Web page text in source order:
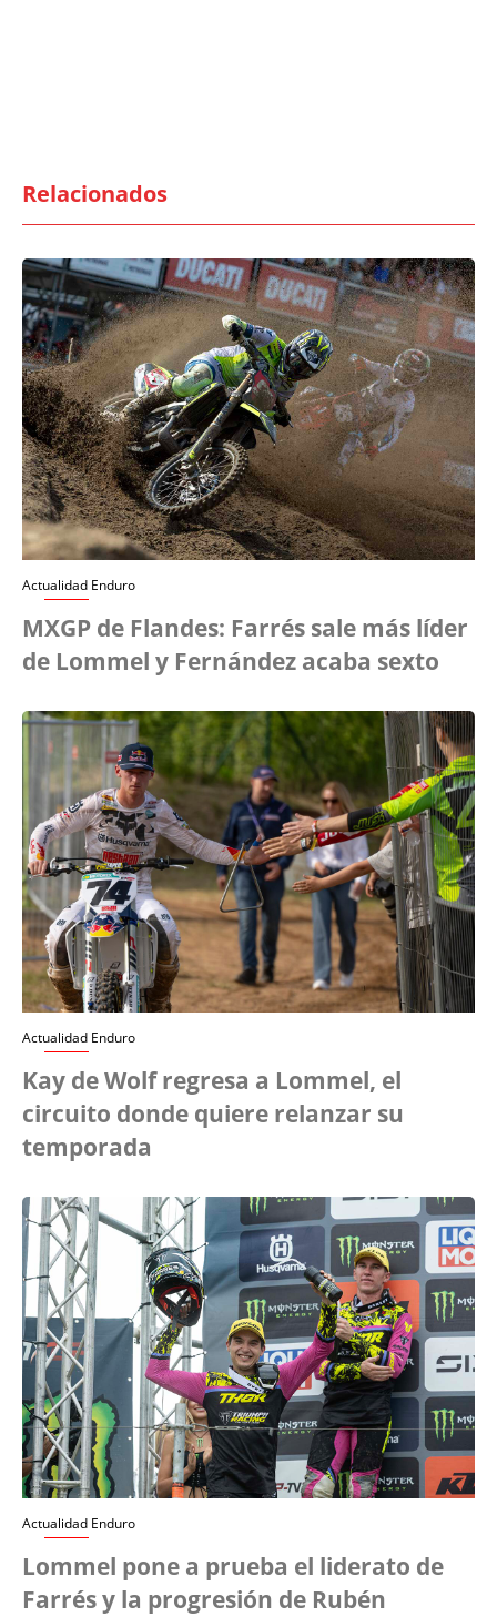
Relacionados
Actualidad Enduro
MXGP de Flandes: Farrés sale más líder
de Lommel y Fernández acaba sexto
Actualidad Enduro
Kay de Wolf regresa a Lommel, el
circuito donde quiere relanzar su
temporada
Actualidad Enduro
Lommel pone a prueba el liderato de
Farrés y la progresión de Rubén